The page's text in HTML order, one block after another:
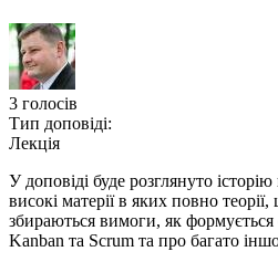
3 голосів
Тип доповіді:
Лекція
У доповіді буде розглянуто
високі матерії в яких повно
збираються вимоги, як формується
Kanban та Scrum та про багато